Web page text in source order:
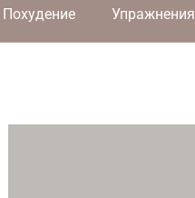
Похудение Упражнения